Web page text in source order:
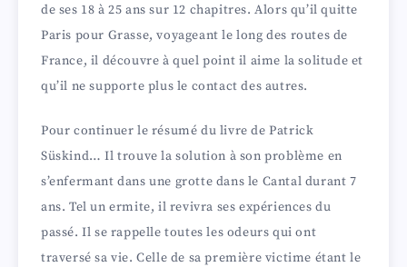
de ses 18 à 25 ans sur 12 chapitres. Alors qu’il quitte
Paris pour Grasse, voyageant le long des routes de
France, il découvre à quel point il aime la solitude et
qu’il ne supporte plus le contact des autres.
Pour continuer le résumé du livre de Patrick
Süskind… Il trouve la solution à son problème en
s’enfermant dans une grotte dans le Cantal durant 7
ans. Tel un ermite, il revivra ses expériences du
passé. Il se rappelle toutes les odeurs qui ont
traversé sa vie. Celle de sa première victime étant le